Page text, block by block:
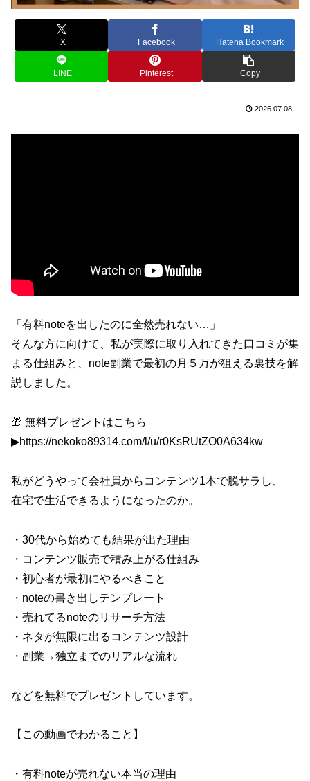
X Facebook Hatena Bookmark
LINE Pinterest Copy
2026.07.08
「有料noteを出したのに全然売れない…」
そんな方に向けて、私が実際に取り入れてきた口コミが集
まる仕組みと、note副業で最初の月５万が狙える裏技を解
説しました。
🎁 無料プレゼントはこちら
▶https://nekoko89314.com/l/u/r0KsRUtZO0A634kw
私がどうやって会社員からコンテンツ1本で脱サラし、
在宅で生活できるようになったのか。
・30代から始めても結果が出た理由
・コンテンツ販売で積み上がる仕組み
・初心者が最初にやるべきこと
・noteの書き出しテンプレート
・売れてるnoteのリサーチ方法
・ネタが無限に出るコンテンツ設計
・副業→独立までのリアルな流れ
などを無料でプレゼントしています。
【この動画でわかること】
・有料noteが売れない本当の理由